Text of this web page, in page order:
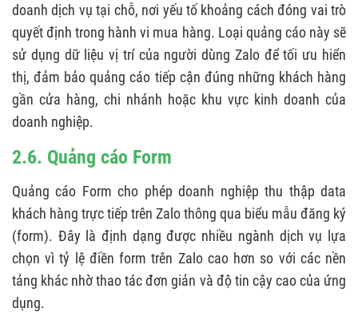
doanh dịch vụ tại chỗ, nơi yếu tố khoảng cách đóng vai trò
quyết định trong hành vi mua hàng. Loại quảng cáo này sẽ
sử dụng dữ liệu vị trí của người dùng Zalo để tối ưu hiển
thị, đảm bảo quảng cáo tiếp cận đúng những khách hàng
gần cửa hàng, chi nhánh hoặc khu vực kinh doanh của
doanh nghiệp.
2.6. Quảng cáo Form
Quảng cáo Form cho phép doanh nghiệp thu thập data
khách hàng trực tiếp trên Zalo thông qua biểu mẫu đăng ký
(form). Đây là định dạng được nhiều ngành dịch vụ lựa
chọn vì tỷ lệ điền form trên Zalo cao hơn so với các nền
tảng khác nhờ thao tác đơn giản và độ tin cậy cao của ứng
dụng.